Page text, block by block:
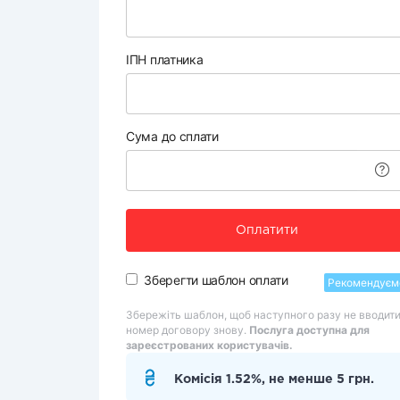
ІПН платника
Сума до сплати
Оплатити
Зберегти шаблон оплати
Збережіть шаблон, щоб наступного разу не вводити
номер договору знову. Послуга доступна для
зареєстрованих користувачів.
Комісія 1.52%, не менше 5 грн.